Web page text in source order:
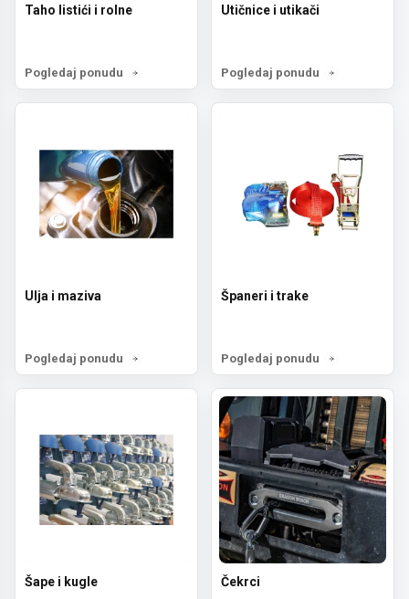
Taho listići i rolne
Pogledaj ponudu
Utičnice i utikači
Pogledaj ponudu
Ulja i maziva
Pogledaj ponudu
Španeri i trake
Pogledaj ponudu
Šape i kugle Čekrci